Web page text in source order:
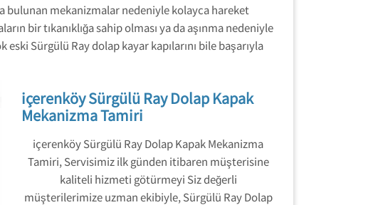
bulunan mekanizmalar nedeniyle kolayca hareket
bir tıkanıklığa sahip olması ya da aşınma nedeniyle
Sürgülü Ray dolap kayar kapılarını bile başarıyla
içerenköy Sürgülü Ray Dolap Kapak
Mekanizma Tamiri
içerenköy Sürgülü Ray Dolap Kapak Mekanizma
Tamiri, Servisimiz ilk günden itibaren müşterisine
kaliteli hizmeti götürmeyi Siz değerli
müşterilerimize uzman ekibiyle, Sürgülü Ray Dolap